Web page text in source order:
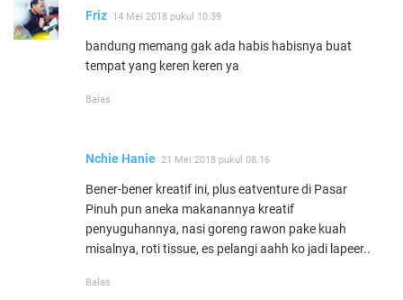
Friz 14 Mei 2018 pukul 10.39
bandung memang gak ada habis habisnya buat
tempat yang keren keren ya
Balas
Nchie Hanie 21 Mei 2018 pukul 08.16
Bener-bener kreatif ini, plus eatventure di Pasar
Pinuh pun aneka makanannya kreatif
penyuguhannya, nasi goreng rawon pake kuah
misalnya, roti tissue, es pelangi aahh ko jadi lapeer..
Balas